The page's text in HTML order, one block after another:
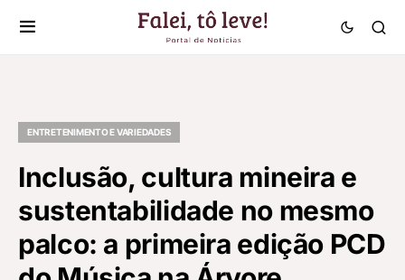
ENTRETENIMENTO E VARIEDADES
Inclusão, cultura mineira e
sustentabilidade no mesmo
palco: a primeira edição PCD